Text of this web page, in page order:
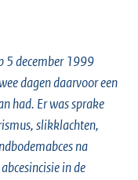
5 december 1999
dagen daarvoor een
had. Er was sprake
slikklachten,
na
in de